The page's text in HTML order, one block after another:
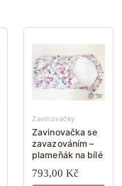
Zavinovačky
Zavinovačka se
zavazováním –
plameňák na bílé
793,00Kč